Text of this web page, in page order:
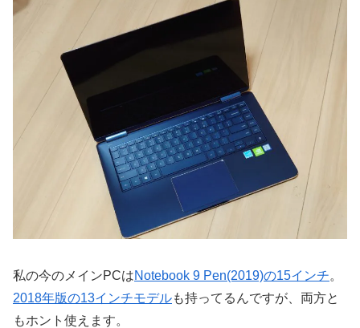
私の今のメインPCはNotebook 9 Pen(2019)の15インチ。
2018年版の13インチモデルも持ってるんですが、両方と
もホント使えます。